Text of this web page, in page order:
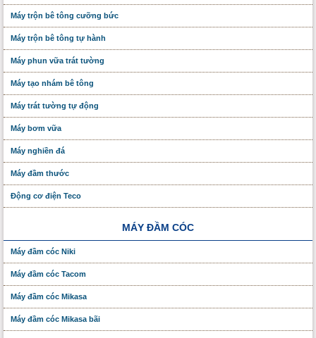
Máy trộn bê tông cưỡng bức
Máy trộn bê tông tự hành
Máy phun vữa trát tường
Máy tạo nhám bê tông
Máy trát tường tự động
Máy bơm vữa
Máy nghiền đá
Máy đầm thước
Động cơ điện Teco
MÁY ĐẦM CÓC
Máy đầm cóc Niki
Máy đầm cóc Tacom
Máy đầm cóc Mikasa
Máy đầm cóc Mikasa bãi